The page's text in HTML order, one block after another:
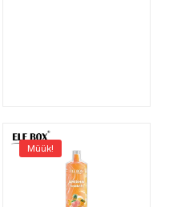
e-sigaretid Eestis
Müük!